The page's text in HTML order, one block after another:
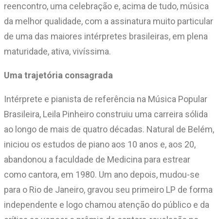
reencontro, uma celebração e, acima de tudo, música
da melhor qualidade, com a assinatura muito particular
de uma das maiores intérpretes brasileiras, em plena
maturidade, ativa, vivíssima.
Uma trajetória consagrada
Intérprete e pianista de referência na Música Popular
Brasileira, Leila Pinheiro construiu uma carreira sólida
ao longo de mais de quatro décadas. Natural de Belém,
iniciou os estudos de piano aos 10 anos e, aos 20,
abandonou a faculdade de Medicina para estrear
como cantora, em 1980. Um ano depois, mudou-se
para o Rio de Janeiro, gravou seu primeiro LP de forma
independente e logo chamou atenção do público e da